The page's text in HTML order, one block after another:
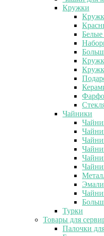
Кружки
Чайники
Турки
Товары для
Палочки